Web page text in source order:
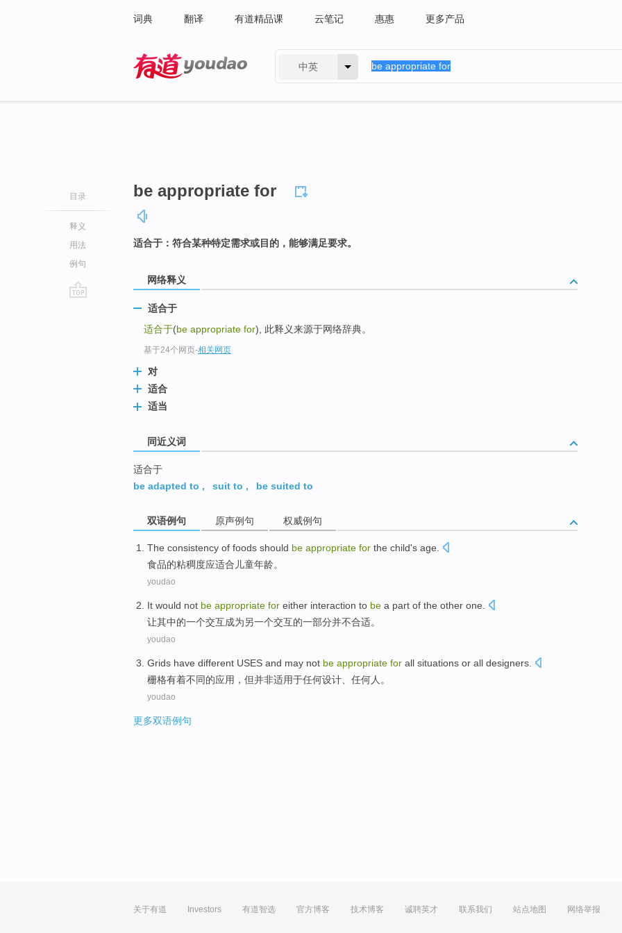
词典 翻译 有道精品课 云笔记 惠惠 更多产品
中英
目录
释义
用法
例句
be appropriate for
适合于：符合某种特定需求或目的，能够满足要求。
网络释义
适合于
适合于(be appropriate for), 此释义来源于网络辞典。
基于24个网页-相关网页
对
适合
适当
同近义词
适合于
be adapted to , suit to , be suited to
双语例句 原声例句 权威例句
The consistency of foods should be appropriate for the child's age.
食品的粘稠度应适合儿童年龄。
youdao
It would not be appropriate for either interaction to be a part of the other one.
让其中的一个交互成为另一个交互的一部分并不合适。
youdao
Grids have different USES and may not be appropriate for all situations or all designers
栅格有着不同的应用 ，但并非适用于任何设计、任何人。
youdao
更多双语例句
关于有道 Investors 有道智选 官方博客 技术博客 诚聘英才 联系我们 站点地图 网络举报